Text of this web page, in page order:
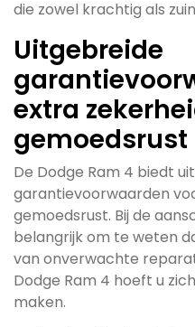
die zowel krachtig als
Uitgebreide
extra
gemoedsrust
De Dodge Ram 4 biedt
garantievoorwaarden
gemoedsrust. Bij de
belangrijk om te weten
van onverwachte
Dodge Ram 4 hoeft u
maken.